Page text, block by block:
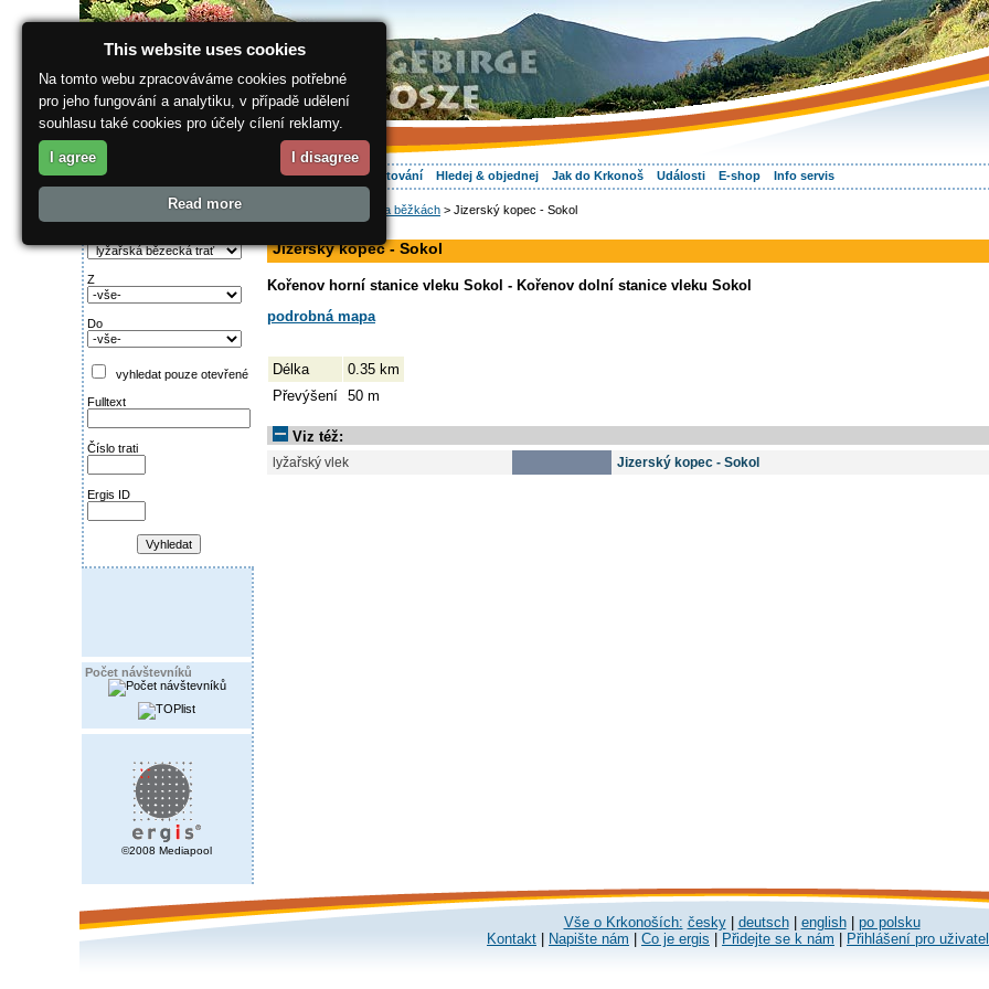
O regionu Vaše dovolená Ubytování Hledej & objednej Jak do Krkonoš Události E-shop Info servis
Najděte si:
Z
Do
vyhledat pouze otevřené
Fulltext
Číslo trati
Ergis ID
Počet návštevníků
©2008 Mediapool
Na běžkách > Jizerský kopec - Sokol
Jizerský kopec - Sokol
Kořenov horní stanice vleku Sokol - Kořenov dolní stanice vleku Sokol
podrobná mapa
Délka
0.35 km
Převýšení 50 m
Viz též:
lyžařský vlek Jizerský kopec - Sokol
Vše o Krkonoších: česky| deutsch| english| po polsku
Kontakt
Napište nám Co je ergis Přidejte se k nám Přihlášení pro
This website uses cookies
Na tomto webu zpracováváme cookies potřebné
pro jeho fungování a analytiku, v případě udělení
souhlasu také cookies pro účely cílení reklamy.
I agree I disagree
Read more